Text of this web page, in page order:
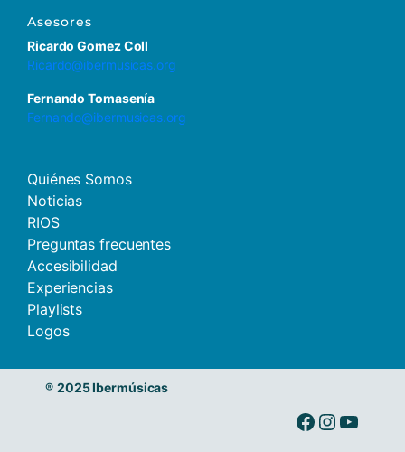
Asesores
Ricardo Gomez Coll
Ricardo@ibermusicas.org
Fernando Tomasenía
Fernando@ibermusicas.org
Quiénes Somos
Noticias
RIOS
Preguntas frecuentes
Accesibilidad
Experiencias
Playlists
Logos
® 2025 Ibermúsicas
Ibermusicas en Facebook Ibermusicas en Instagram Ibermusicas en Youtube